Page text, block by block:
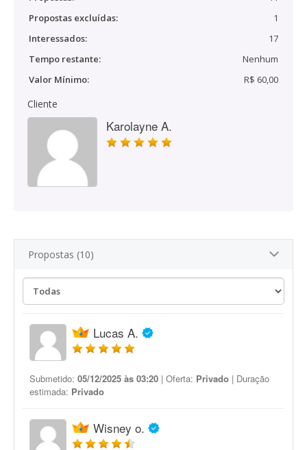
Propostas excluídas:
1
Interessados:
17
Tempo restante:
Nenhum
Valor Mínimo:
R$ 60,00
Cliente
Karolayne A.
Propostas (10)
Lucas A.
Submetido: 05/12/2025 às 03:20 | Oferta: Privado | Duração
estimada: Privado
Wisney o.